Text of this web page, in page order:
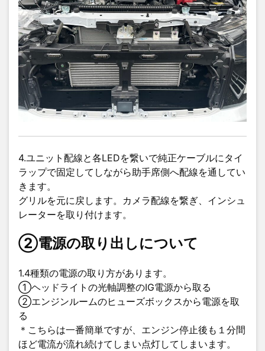
4.ユニット配線と各LEDを繋いで純正ケーブルにタイ
ラップで固定してしながら助手席側へ配線を通してい
きます。
グリルを元に戻します。カメラ配線を繋ぎ、インシュ
レーターを取り付けます。
②電源の取り出しについて
1.4種類の電源の取り方があります。
①ヘッドライトの光軸調整のIG電源から取る
②エンジンルームのヒューズボックスから電源を取
る
＊こちらは一番簡単ですが、エンジン停止後も１分間
ほど電流が流れ続けてしまい点灯してしまいます。